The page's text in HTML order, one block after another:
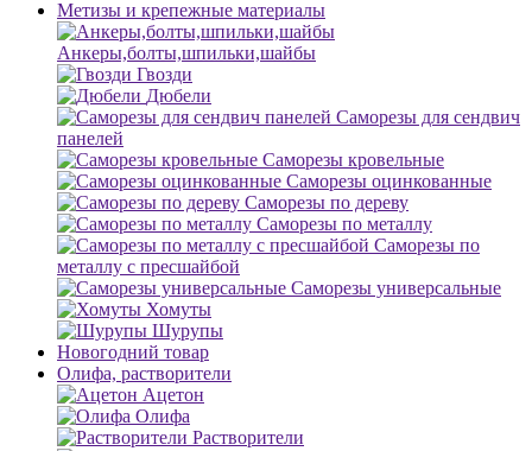
Метизы и крепежные материалы
Анкеры,болты,шпильки,шайбы
Гвозди
Дюбели
Саморезы для сендвич
панелей
Саморезы кровельные
Саморезы оцинкованные
Саморезы по дереву
Саморезы по металлу
Саморезы по
металлу с пресшайбой
Саморезы универсальные
Хомуты
Шурупы
Новогодний товар
Олифа, растворители
Ацетон
Олифа
Растворители